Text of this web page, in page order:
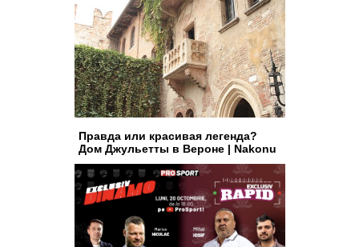
Правда или красивая легенда?
Дом Джульетты в Вероне | Nakonu